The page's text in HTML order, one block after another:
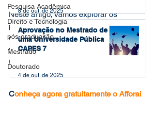
Pesquisa Acadêmica
Direito e Tecnologia
pós-graduação
Mestrado
Doutorado
Neste artigo, vamos explorar os
principais recursos da Afforai e como
ela pode transformar a forma como
você realiza pesquisas, organiza
referências e gerencia seu tempo.
Conheça agora gratuitamente o Afforai
8 de out. de 2025
Aprovação no Mestrado de
uma Universidade Pública
CAPES 7
4 de out. de 2025